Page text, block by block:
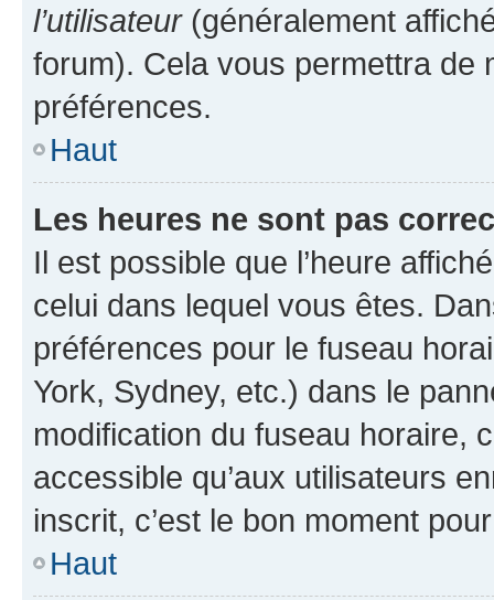
l’utilisateur(généralement
forum). Cela vous permettra de
préférences.
Haut
Les heures ne sont pas
Il est possible que l’heure
celui dans lequel vous êtes.
préférences pour le fuseau
York, Sydney, etc.) dans le
modification du fuseau horaire,
accessible qu’aux utilisateurs
inscrit, c’est le bon moment
Haut